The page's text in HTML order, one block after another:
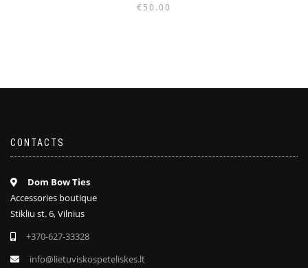
€50.00
CONTACTS
Dom Bow Ties
Accessories boutique
Stikliu st. 6, Vilnius
+370-627-33328
info@lietuviskospeteliskes.lt